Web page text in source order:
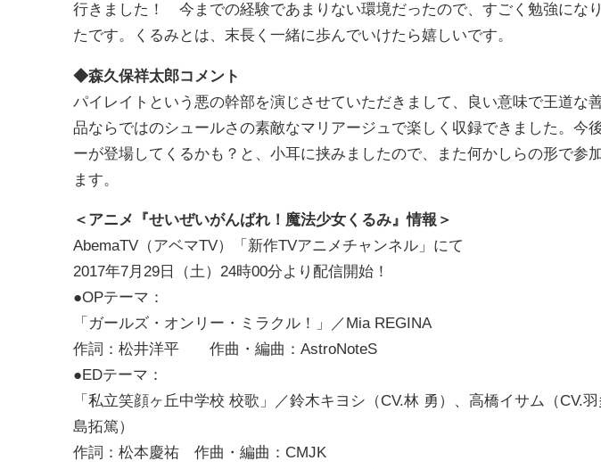
行きました！ 今までの経験であまりない環境だったので、すごく勉強にな
たです。くるみとは、末長く一緒に歩んでいけたら嬉しいです。
◆森久保祥太郎コメント
パイレイトという悪の幹部を演じさせていただきまして、良い意味で王道
品ならではのシュールさの素敵なマリアージュで楽しく収録できました。今
ーが登場してくるかも？と、小耳に挟みましたので、また何かしらの形で参
ます。
＜アニメ『せいぜいがんばれ！魔法少女くるみ』情報＞
AbemaTV（アベマTV）「新作TVアニメチャンネル」にて
2017年7月29日（土）24時00分より配信開始！
●OPテーマ：
「ガールズ・オンリー・ミラクル！」／Mia REGINA
作詞：松井洋平 作曲・編曲：AstroNoteS
●EDテーマ：
「私立笑顔ヶ丘中学校 校歌」／鈴木キヨシ（CV.林 勇）、高橋イサム（CV.
島拓篤）
作詞：松本慶祐 作曲・編曲：CMJK